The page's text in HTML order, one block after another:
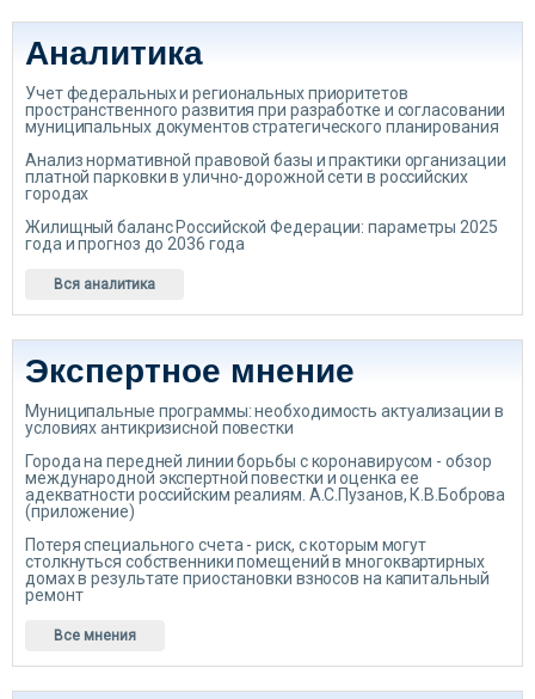
Аналитика
Учет федеральных и региональных приоритетов
пространственного развития при разработке и согласовании
муниципальных документов стратегического планирования
Анализ нормативной правовой базы и практики организации
платной парковки в улично-дорожной сети в российских
городах
Жилищный баланс Российской Федерации: параметры 2025
года и прогноз до 2036 года
Вся аналитика
Экспертное мнение
Муниципальные программы: необходимость актуализации в
условиях антикризисной повестки
Города на передней линии борьбы с коронавирусом - обзор
международной экспертной повестки и оценка ее
адекватности российским реалиям. А.С.Пузанов, К.В.Боброва
(приложение)
Потеря специального счета - риск, с которым могут
столкнуться собственники помещений в многоквартирных
домах в результате приостановки взносов на капитальный
ремонт
Все мнения